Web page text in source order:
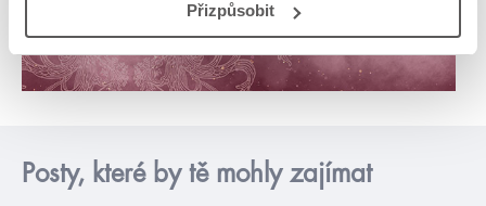
Přizpůsobit
Posty, které by tě mohly zajímat